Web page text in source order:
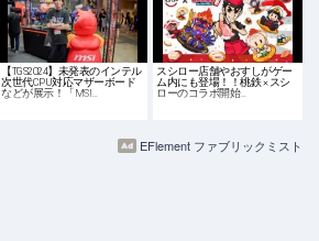
【TGS2024】未発表のインテル
次世代CPU対応マザーボード
などが展示！「MSI…
スシロー店舗やおすしがゲー
ム内にも登場！！桃鉄 × スシ
ローのコラボ開始…
EFlement ファブリックミスト